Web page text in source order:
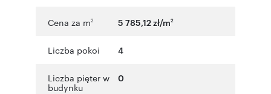
Cena za m2 5 785,12 zł/m2
Liczba pokoi 4
Liczba pięter w
budynku
0